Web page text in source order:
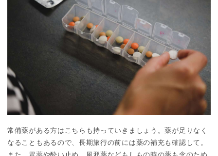
常備薬がある方はこちらも持っていきましょう。薬が足りなく
なることもあるので、長期旅行の前には薬の補充も確認して。